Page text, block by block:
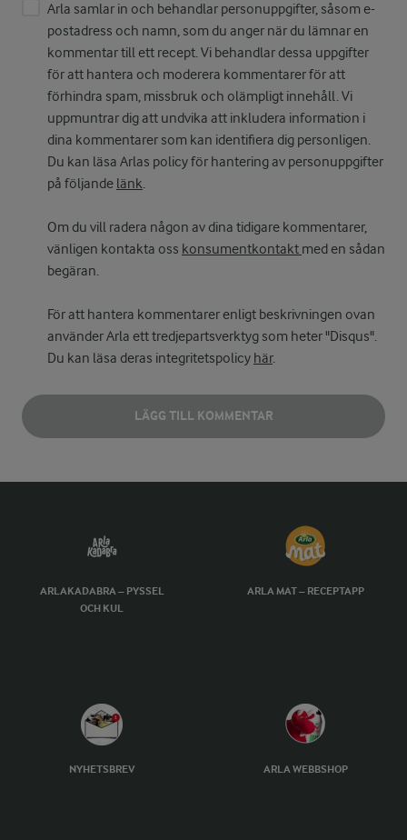
Arla samlar in och behandlar personuppgifter, såsom e-
postadress och namn, som du anger när du lämnar en
kommentar till ett recept. Vi behandlar dessa uppgifter
för att hantera och moderera kommentarer för att
förhindra spam, missbruk och olämpligt innehåll. Vi
uppmuntrar dig att undvika att inkludera information i
dina kommentarer som kan identifiera dig personligen.
Du kan läsa Arlas policy för hantering av personuppgifter
på följande länk.
Om du vill radera någon av dina tidigare kommentarer,
vänligen kontakta oss konsumentkontakt med en sådan
begäran.
För att hantera kommentarer enligt beskrivningen ovan
använder Arla ett tredjepartsverktyg som heter "Disqus".
Du kan läsa deras integritetspolicy här.
LÄGG TILL KOMMENTAR
ARLAKADABRA – PYSSEL
OCH KUL
ARLA MAT – RECEPTAPP
NYHETSBREV ARLA WEBBSHOP